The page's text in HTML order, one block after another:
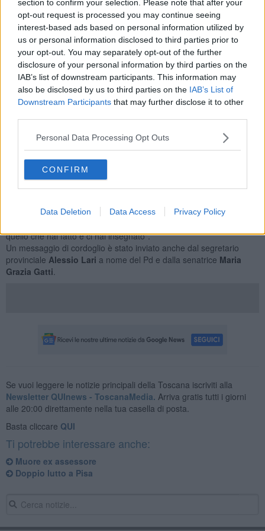
section to confirm your selection. Please note that after your
opt-out request is processed you may continue seeing
interest-based ads based on personal information utilized by
us or personal information disclosed to third parties prior to
your opt-out. You may separately opt-out of the further
disclosure of your personal information by third parties on the
IAB’s list of downstream participants. This information may
also be disclosed by us to third parties on the IAB’s List of
Downstream Participants that may further disclose it to other
Personal Data Processing Opt Outs
CONFIRM
Data Deletion Data Access Privacy Policy
provinciale. Contribuì non poco a far avanzare una nuova
sensibilità sul tema del rapporto fra attività produttive e ambiente,
nel quadro della battaglia per affermare e costruire i processi di
depurazione delle acque nella zona del cuoio. Infine, negli anni
ottanta, sindaco di Santa Maria a Monte, apprezzato e benvoluto
dai suoi cittadini. Anche da pensionato, finché la salute lo ha
sostenuto, ha continuato nell'impegno politico e soprattutto sociale.
Angiolino era un operaio attaccato alla sua cultura di base, le radici
di classe, ma che cercava sempre di svilupparla in un ambito più
ampio e più aperto. Era curioso e capace di innovazione, come
generazione più giovane del PCI, quella degli anni settanta, ebbe
sempre un atteggiamento di incoraggiamento a farsi avanti nella
lotta politica, anche nel partito, ma sempre mantenendo un
comportamento unitario fatto di rispetto, di rigore intellettuale e di
onestà. Angiolino, a suo modo, è stato un esempio e un educatore
dei lavoratori e dei più deboli. Persone così non si dimenticano.
quello che hai fatto e ci hai insegnato".
Un messaggio di cordoglio è stato inviato anche dal segretario
provinciale Alessio Lari a nome del Pd e dalla senatrice Maria
Grazia Gatti
Se vuoi leggere le notizie principali della Toscana iscriviti alla
Newsletter QUInews - ToscanaMedia. Arriva gratis tutti i giorni
alle 20:00 direttamente nella tua casella di posta.
Basta cliccare QUI
Ti potrebbe interessare anche:
Muore ex assessore
Doppio lutto a Pisa